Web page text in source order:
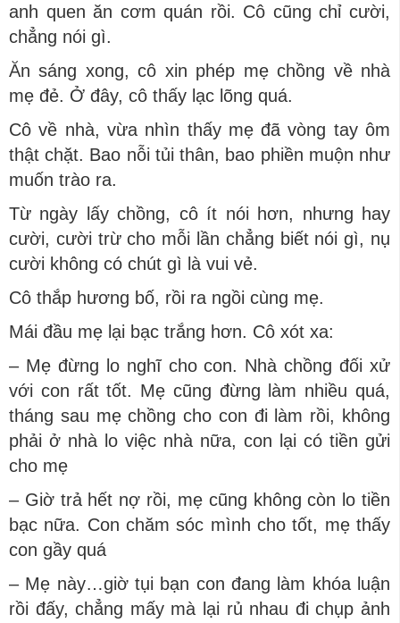
anh quen ăn cơm quán rồi. Cô cũng chỉ cười,
chẳng nói gì.
Ăn sáng xong, cô xin phép mẹ chồng về nhà
mẹ đẻ. Ở đây, cô thấy lạc lõng quá.
Cô về nhà, vừa nhìn thấy mẹ đã vòng tay ôm
thật chặt. Bao nỗi tủi thân, bao phiền muộn như
muốn trào ra.
Từ ngày lấy chồng, cô ít nói hơn, nhưng hay
cười, cười trừ cho mỗi lần chẳng biết nói gì, nụ
cười không có chút gì là vui vẻ.
Cô thắp hương bố, rồi ra ngồi cùng mẹ.
Mái đầu mẹ lại bạc trắng hơn. Cô xót xa:
– Mẹ đừng lo nghĩ cho con. Nhà chồng đối xử
với con rất tốt. Mẹ cũng đừng làm nhiều quá,
tháng sau mẹ chồng cho con đi làm rồi, không
phải ở nhà lo việc nhà nữa, con lại có tiền gửi
cho mẹ
– Giờ trả hết nợ rồi, mẹ cũng không còn lo tiền
bạc nữa. Con chăm sóc mình cho tốt, mẹ thấy
con gầy quá
– Mẹ này…giờ tụi bạn con đang làm khóa luận
rồi đấy, chẳng mấy mà lại rủ nhau đi chụp ảnh